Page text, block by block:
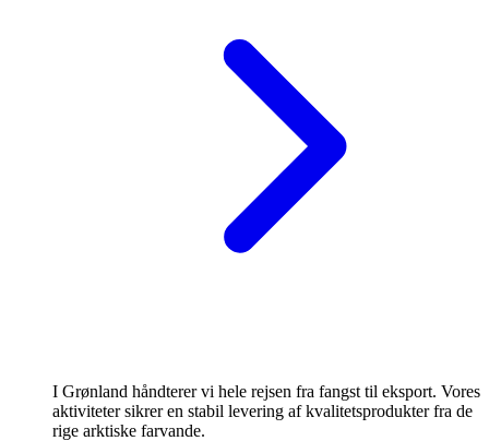
I Grønland håndterer vi hele rejsen fra fangst til eksport. Vores
aktiviteter sikrer en stabil levering af kvalitetsprodukter fra de
rige arktiske farvande.